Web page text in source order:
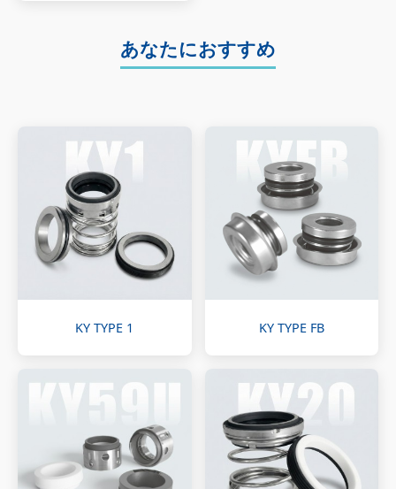
あなたにおすすめ
KY TYPE 1 KY TYPE FB